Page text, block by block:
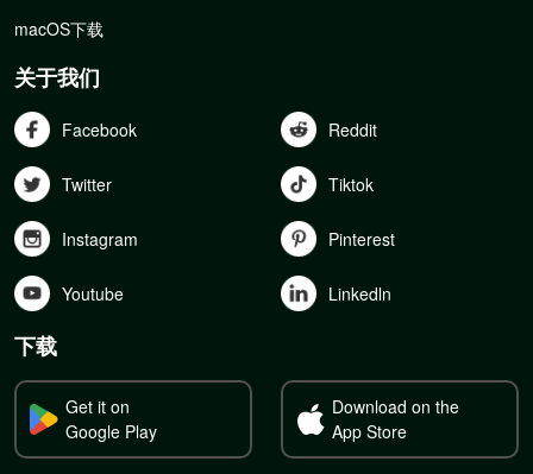
macOS下载
关于我们
Facebook Reddit
Twitter Tiktok
Instagram Pinterest
Youtube Linkedln
下载
Get it on
Google Play
Download on the
App Store